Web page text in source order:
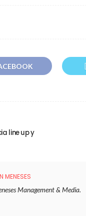
line up y
MENESES
Management & Media.